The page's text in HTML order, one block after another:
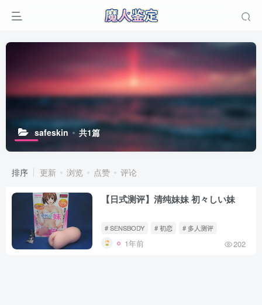
safeskin 共1篇
排序 更新 浏览 点赞 评论
【日式测评】清纯妹妹 初々しい妹
# SENSBODY # 初恋 # 多人测评
1年前 202